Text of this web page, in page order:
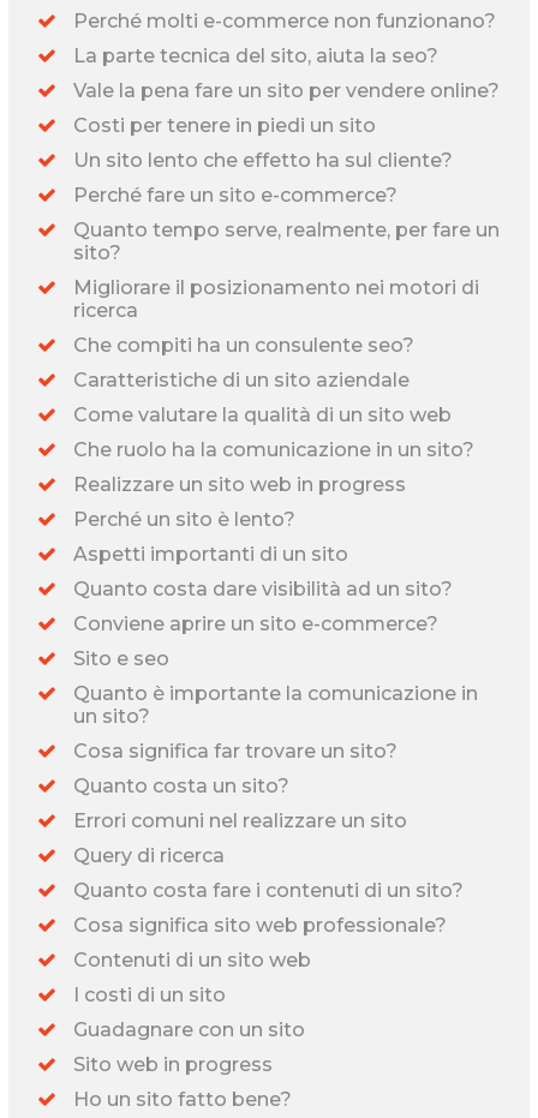
Perché molti e-commerce non funzionano?
La parte tecnica del sito, aiuta la seo?
Vale la pena fare un sito per vendere online?
Costi per tenere in piedi un sito
Un sito lento che effetto ha sul cliente?
Perché fare un sito e-commerce?
Quanto tempo serve, realmente, per fare un
sito?
Migliorare il posizionamento nei motori di
ricerca
Che compiti ha un consulente seo?
Caratteristiche di un sito aziendale
Come valutare la qualità di un sito web
Che ruolo ha la comunicazione in un sito?
Realizzare un sito web in progress
Perché un sito è lento?
Aspetti importanti di un sito
Quanto costa dare visibilità ad un sito?
Conviene aprire un sito e-commerce?
Sito e seo
Quanto è importante la comunicazione in
un sito?
Cosa significa far trovare un sito?
Quanto costa un sito?
Errori comuni nel realizzare un sito
Query di ricerca
Quanto costa fare i contenuti di un sito?
Cosa significa sito web professionale?
Contenuti di un sito web
I costi di un sito
Guadagnare con un sito
Sito web in progress
Ho un sito fatto bene?